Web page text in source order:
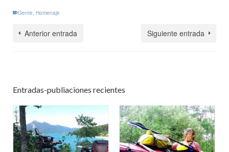
Gente Homenaje
Anterior entrada Siguiente entrada
Entradas-publiaciones recientes